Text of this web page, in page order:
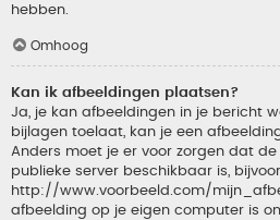
hebben.
Omhoog
Kan ik afbeeldingen plaatsen?
Ja, je kan afbeeldingen in je bericht
bijlagen toelaat, kan je een
Anders moet je er voor zorgen dat
publieke server beschikbaar is,
http://www.voorbeeld.com/
afbeelding op je eigen computer is